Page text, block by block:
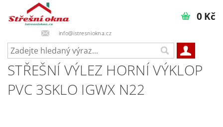
info@istresniokna.cz
0 Kč
STŘEŠNÍ VÝLEZ HORNÍ VÝKLOP
PVC 3SKLO IGWX N22